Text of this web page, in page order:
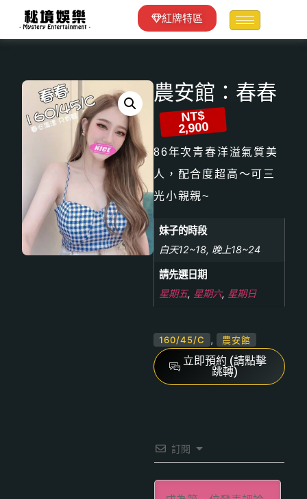
紅牌特區
農安館：春春
NT$
2,900
86年次青春洋溢氣質美
人，配合度超高～可三
光小親親~
妹子的時段
白天12~18, 晚上18~24
請先選日期
星期五, 星期六, 星期日
160/45/C , 農安館
立即預約 (請點擊
跳轉)
訂閱